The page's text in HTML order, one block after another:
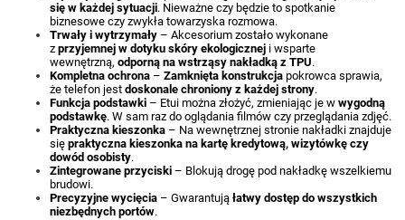
się w każdej sytuacji. Nieważne czy będzie to spotkanie
biznesowe czy zwykła towarzyska rozmowa.
Trwały i wytrzymały – Akcesorium zostało wykonane
z przyjemnej w dotyku skóry ekologicznej i wsparte
wewnętrzną, odporną na wstrząsy nakładką z TPU.
Kompletna ochrona – Zamknięta konstrukcja pokrowca sprawia,
że telefon jest doskonale chroniony z każdej strony.
Funkcja podstawki – Etui można złożyć, zmieniając je w wygodną
podstawkę. W sam raz do oglądania filmów czy przeglądania zdjęć.
Praktyczna kieszonka – Na wewnętrznej stronie nakładki znajduje
się praktyczna kieszonka na kartę kredytową, wizytówkę czy
dowód osobisty.
Zintegrowane przyciski – Blokują drogę pod nakładkę wszelkiemu
brudowi.
Precyzyjne wycięcia – Gwarantują łatwy dostęp do wszystkich
niezbędnych portów.